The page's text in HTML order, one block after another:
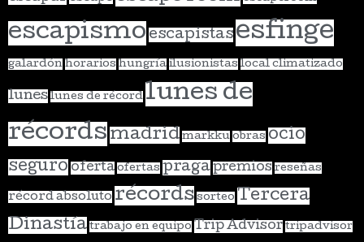
escapismo escapistas esfinge
galardón horarios hungría ilusionistas local climatizado
lunes lunes de récord lunes de
récords madrid markku obras ocio
seguro oferta ofertas pragapremios reseñas
récord absoluto récords sorteo Tercera
Dinastía trabajo en equipo Trip Advisor tripadvisor